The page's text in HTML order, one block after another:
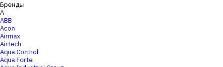
Бренды
A
ABB
Acon
Airmax
Airtech
Aqua Control
Aqua Forte